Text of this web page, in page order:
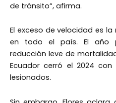
de tránsito”, afirma.
El exceso de velocidad es
en todo el país. El año
reducción leve de
Ecuador cerró el 2024
lesionados.